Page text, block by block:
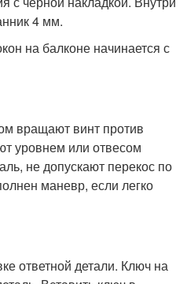
4 мм.
на балконе начинается с
вращают винт против
уровнем или отвесом
не допускают перекос по
маневр, если легко
ответной детали. Ключ на